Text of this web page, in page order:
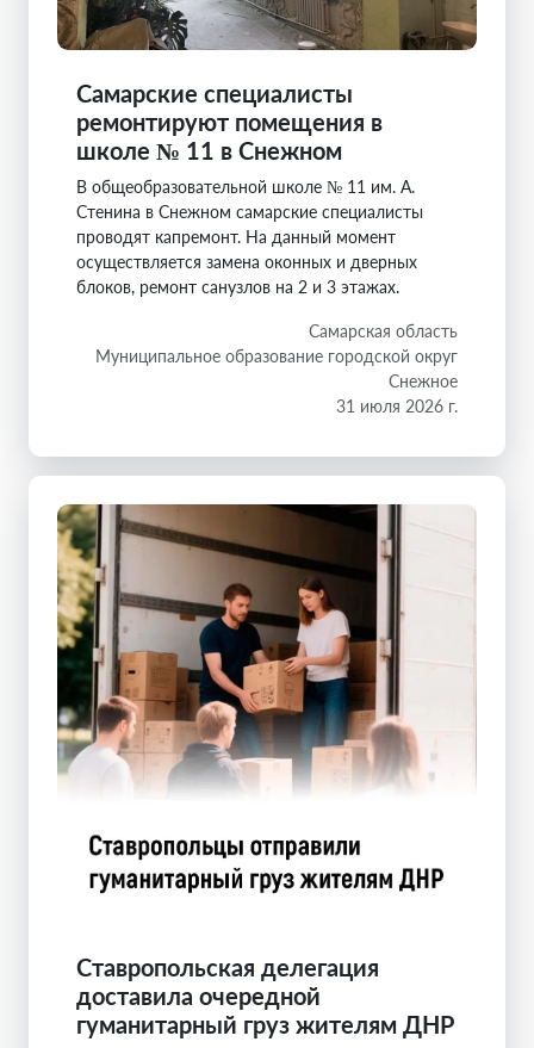
Самарские специалисты
ремонтируют помещения в
школе № 11 в Снежном
В общеобразовательной школе № 11 им. А.
Стенина в Снежном самарские специалисты
проводят капремонт. На данный момент
осуществляется замена оконных и дверных
блоков, ремонт санузлов на 2 и 3 этажах.
Самарская область
Муниципальное образование городской округ
Снежное
31 июля 2026 г.
Ставропольская делегация
доставила очередной
гуманитарный груз жителям ДНР